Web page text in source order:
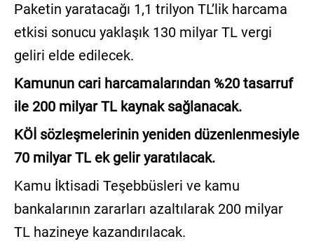
Paketin yaratacağı 1,1 trilyon TL’lik harcama
etkisi sonucu yaklaşık 130 milyar TL vergi
geliri elde edilecek.
Kamunun cari harcamalarından %20 tasarruf
ile 200 milyar TL kaynak sağlanacak.
KÖİ sözleşmelerinin yeniden düzenlenmesiyle
70 milyar TL ek gelir yaratılacak.
Kamu İktisadi Teşebbüsleri ve kamu
bankalarının zararları azaltılarak 200 milyar
TL hazineye kazandırılacak.